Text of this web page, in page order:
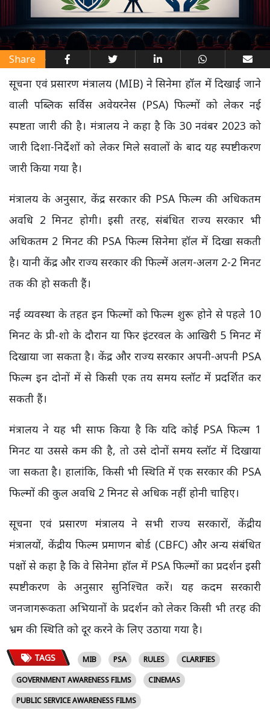
Share
सूचना एवं प्रसारण मंत्रालय (MIB) ने सिनेमा हॉल में दिखाई जाने
वाली पब्लिक सर्विस अवेयरनेस (PSA) फिल्मों को लेकर नई
स्पष्टता जारी की है। मंत्रालय ने कहा है कि 30 नवंबर 2023 को
जारी दिशा-निर्देशों को लेकर मिले सवालों के बाद यह स्पष्टीकरण
जारी किया गया है।
मंत्रालय के अनुसार, केंद्र सरकार की PSA फिल्म की अधिकतम
अवधि 2 मिनट होगी। इसी तरह, संबंधित राज्य सरकार भी
अधिकतम 2 मिनट की PSA फिल्म सिनेमा हॉल में दिखा सकती
है। यानी केंद्र और राज्य सरकार की फिल्में अलग-अलग 2-2 मिनट
तक की हो सकती हैं।
नई व्यवस्था के तहत इन फिल्मों को फिल्म शुरू होने से पहले 10
मिनट के प्री-शो के दौरान या फिर इंटरवल के आखिरी 5 मिनट में
दिखाया जा सकता है। केंद्र और राज्य सरकार अपनी-अपनी PSA
फिल्म इन दोनों में से किसी एक तय समय स्लॉट में प्रदर्शित कर
सकती हैं।
मंत्रालय ने यह भी साफ किया है कि यदि कोई PSA फिल्म 1
मिनट या उससे कम की है, तो उसे दोनों समय स्लॉट में दिखाया
जा सकता है। हालांकि, किसी भी स्थिति में एक सरकार की PSA
फिल्मों की कुल अवधि 2 मिनट से अधिक नहीं होनी चाहिए।
सूचना एवं प्रसारण मंत्रालय ने सभी राज्य सरकारों, केंद्रीय
मंत्रालयों, केंद्रीय फिल्म प्रमाणन बोर्ड (CBFC) और अन्य संबंधित
पक्षों से कहा है कि वे सिनेमा हॉल में PSA फिल्मों का प्रदर्शन इसी
स्पष्टीकरण के अनुसार सुनिश्चित करें। यह कदम सरकारी
जनजागरूकता अभियानों के प्रदर्शन को लेकर किसी भी तरह की
भ्रम की स्थिति को दूर करने के लिए उठाया गया है।
TAGS MIB PSA RULES
CLARIFIES
GOVERNMENT AWARENESS FILMS
CINEMAS
PUBLIC SERVICE AWARENESS FILMS